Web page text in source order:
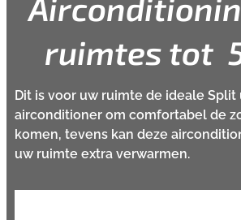
ruimtes tot
Dit is voor uw ruimte de ideale Split
airconditioner om comfortabel de
komen, tevens kan deze
uw ruimte extra verwarmen.